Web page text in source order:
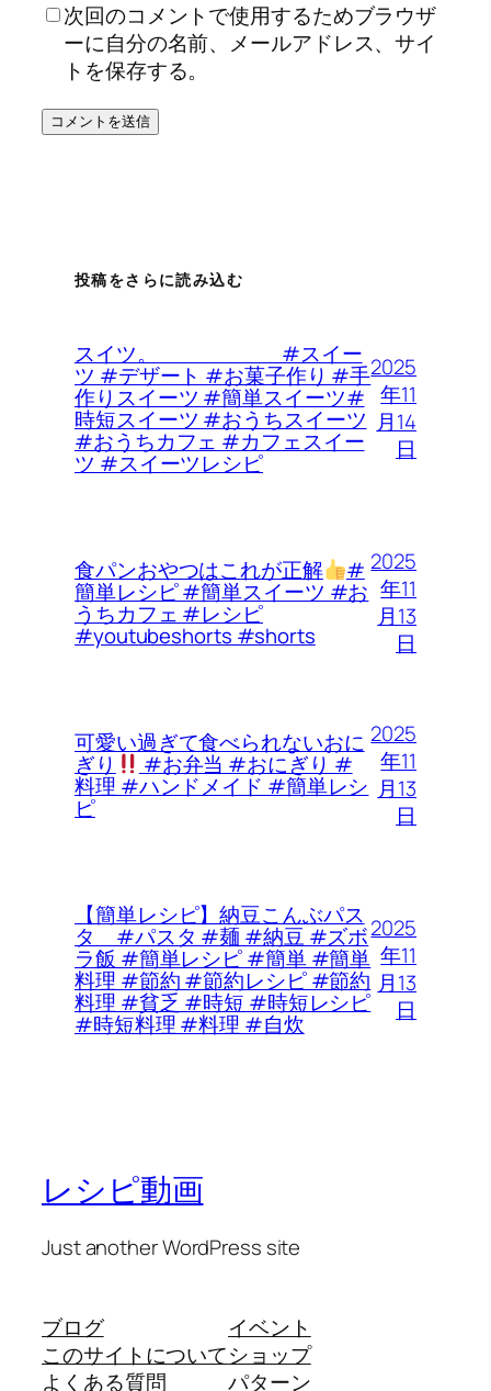
次回のコメントで使用するためブラウザ
ーに自分の名前、メールアドレス、サイ
トを保存する。
投稿をさらに読み込む
スイツ。 #スイー
ツ #デザート #お菓子作り #手
作りスイーツ #簡単スイーツ#
時短スイーツ #おうちスイーツ
#おうちカフェ #カフェスイー
ツ #スイーツレシピ
2025
年11
月14
日
食パンおやつはこれが正解 #
簡単レシピ #簡単スイーツ #お
うちカフェ #レシピ
#youtubeshorts #shorts
2025
年11
月13
日
可愛い過ぎて食べられないおに
ぎり #お弁当 #おにぎり #
料理 #ハンドメイド #簡単レシ
ピ
2025
年11
月13
日
【簡単レシピ】納豆こんぶパス
タ #パスタ #麺 #納豆 #ズボ
ラ飯 #簡単レシピ #簡単 #簡単
料理 #節約 #節約レシピ #節約
料理 #貧乏 #時短 #時短レシピ
#時短料理 #料理 #自炊
2025
年11
月13
日
レシピ動画
Just another WordPress site
ブログ
このサイトについて
よくある質問
イベント
ショップ
パターン